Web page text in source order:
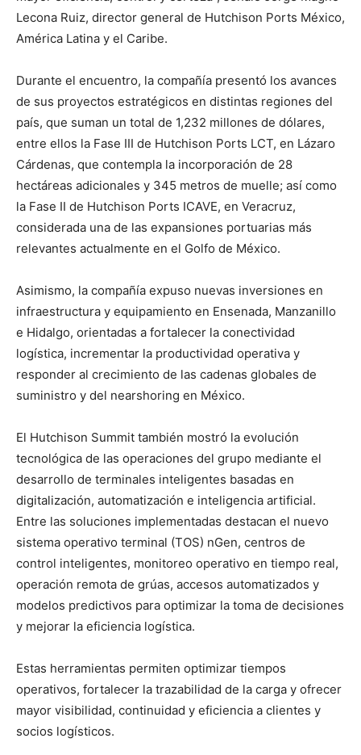
Lecona Ruiz, director general de Hutchison Ports México,
América Latina y el Caribe.
Durante el encuentro, la compañía presentó los avances
de sus proyectos estratégicos en distintas regiones del
país, que suman un total de 1,232 millones de dólares,
entre ellos la Fase III de Hutchison Ports LCT, en Lázaro
Cárdenas, que contempla la incorporación de 28
hectáreas adicionales y 345 metros de muelle; así como
la Fase II de Hutchison Ports ICAVE, en Veracruz,
considerada una de las expansiones portuarias más
relevantes actualmente en el Golfo de México.
Asimismo, la compañía expuso nuevas inversiones en
infraestructura y equipamiento en Ensenada, Manzanillo
e Hidalgo, orientadas a fortalecer la conectividad
logística, incrementar la productividad operativa y
responder al crecimiento de las cadenas globales de
suministro y del nearshoring en México.
El Hutchison Summit también mostró la evolución
tecnológica de las operaciones del grupo mediante el
desarrollo de terminales inteligentes basadas en
digitalización, automatización e inteligencia artificial.
Entre las soluciones implementadas destacan el nuevo
sistema operativo terminal (TOS) nGen, centros de
control inteligentes, monitoreo operativo en tiempo real,
operación remota de grúas, accesos automatizados y
modelos predictivos para optimizar la toma de decisiones
y mejorar la eficiencia logística.
Estas herramientas permiten optimizar tiempos
operativos, fortalecer la trazabilidad de la carga y ofrecer
mayor visibilidad, continuidad y eficiencia a clientes y
socios logísticos.